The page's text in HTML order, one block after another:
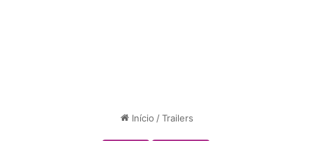
Início /Trailers